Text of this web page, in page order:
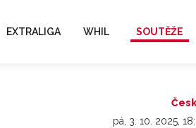
EXTRALIGA WHIL SOUTĚŽE
pá, 3. 10. 2025,